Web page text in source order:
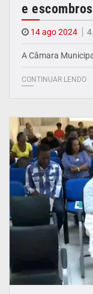
e
14 ago 2024
A Câmara
CONTINUAR LENDO